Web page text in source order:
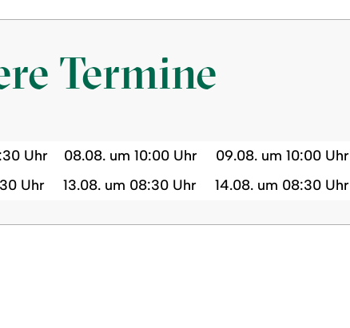
Termine
Uhr 08.08. um 10:00 Uhr 09.08. um 10:00 Uhr
Uhr
13.08. um 08:30 Uhr 14.08. um 08:30 Uhr